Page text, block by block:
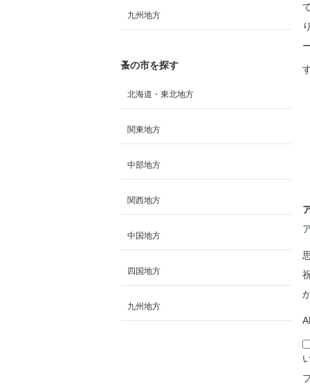
九州地方
蚤の市を探す
北海道・東北地方
関東地方
中部地方
関西地方
中国地方
四国地方
九州地方